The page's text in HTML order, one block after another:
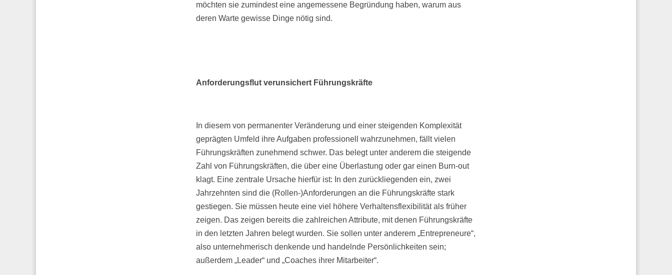
möchten sie zumindest eine angemessene Begründung haben, warum aus
deren Warte gewisse Dinge nötig sind.
Anforderungsflut verunsichert Führungskräfte
In diesem von permanenter Veränderung und einer steigenden Komplexität
geprägten Umfeld ihre Aufgaben professionell wahrzunehmen, fällt vielen
Führungskräften zunehmend schwer. Das belegt unter anderem die steigende
Zahl von Führungskräften, die über eine Überlastung oder gar einen Burn-out
klagt. Eine zentrale Ursache hierfür ist: In den zurückliegenden ein, zwei
Jahrzehnten sind die (Rollen-)Anforderungen an die Führungskräfte stark
gestiegen. Sie müssen heute eine viel höhere Verhaltensflexibilität als früher
zeigen. Das zeigen bereits die zahlreichen Attribute, mit denen Führungskräfte
in den letzten Jahren belegt wurden. Sie sollen unter anderem „Entrepreneure“,
also unternehmerisch denkende und handelnde Persönlichkeiten sein;
außerdem „Leader“ und „Coaches ihrer Mitarbeiter“.